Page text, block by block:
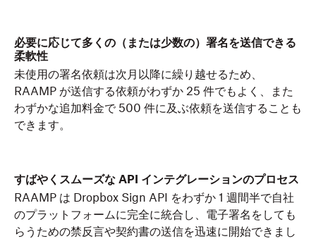
必要に応じて多くの（または少数の）署名を送信できる
柔軟性
未使用の署名依頼は次月以降に繰り越せるため、
RAAMP が送信する依頼がわずか 25 件でもよく、また
わずかな追加料金で 500 件に及ぶ依頼を送信することも
できます。
すばやくスムーズな API インテグレーションのプロセス
RAAMP は Dropbox Sign API をわずか 1 週間半で自社
のプラットフォームに完全に統合し、電子署名をしても
らうための禁反言や契約書の送信を迅速に開始できまし